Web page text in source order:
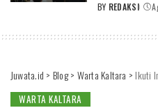
POSTED
BY REDAKSI
Juwata.id > Blog> Warta Kaltara > Ikuti
WARTA KALTARA